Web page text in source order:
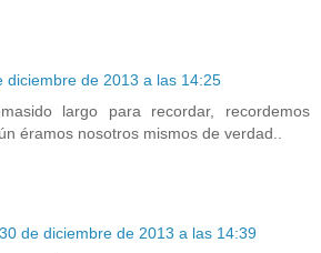
diciembre de 2013 a las 14:25
largo para recordar, recordemos
éramos nosotros mismos de verdad..
30 de diciembre de 2013 a las 14:39